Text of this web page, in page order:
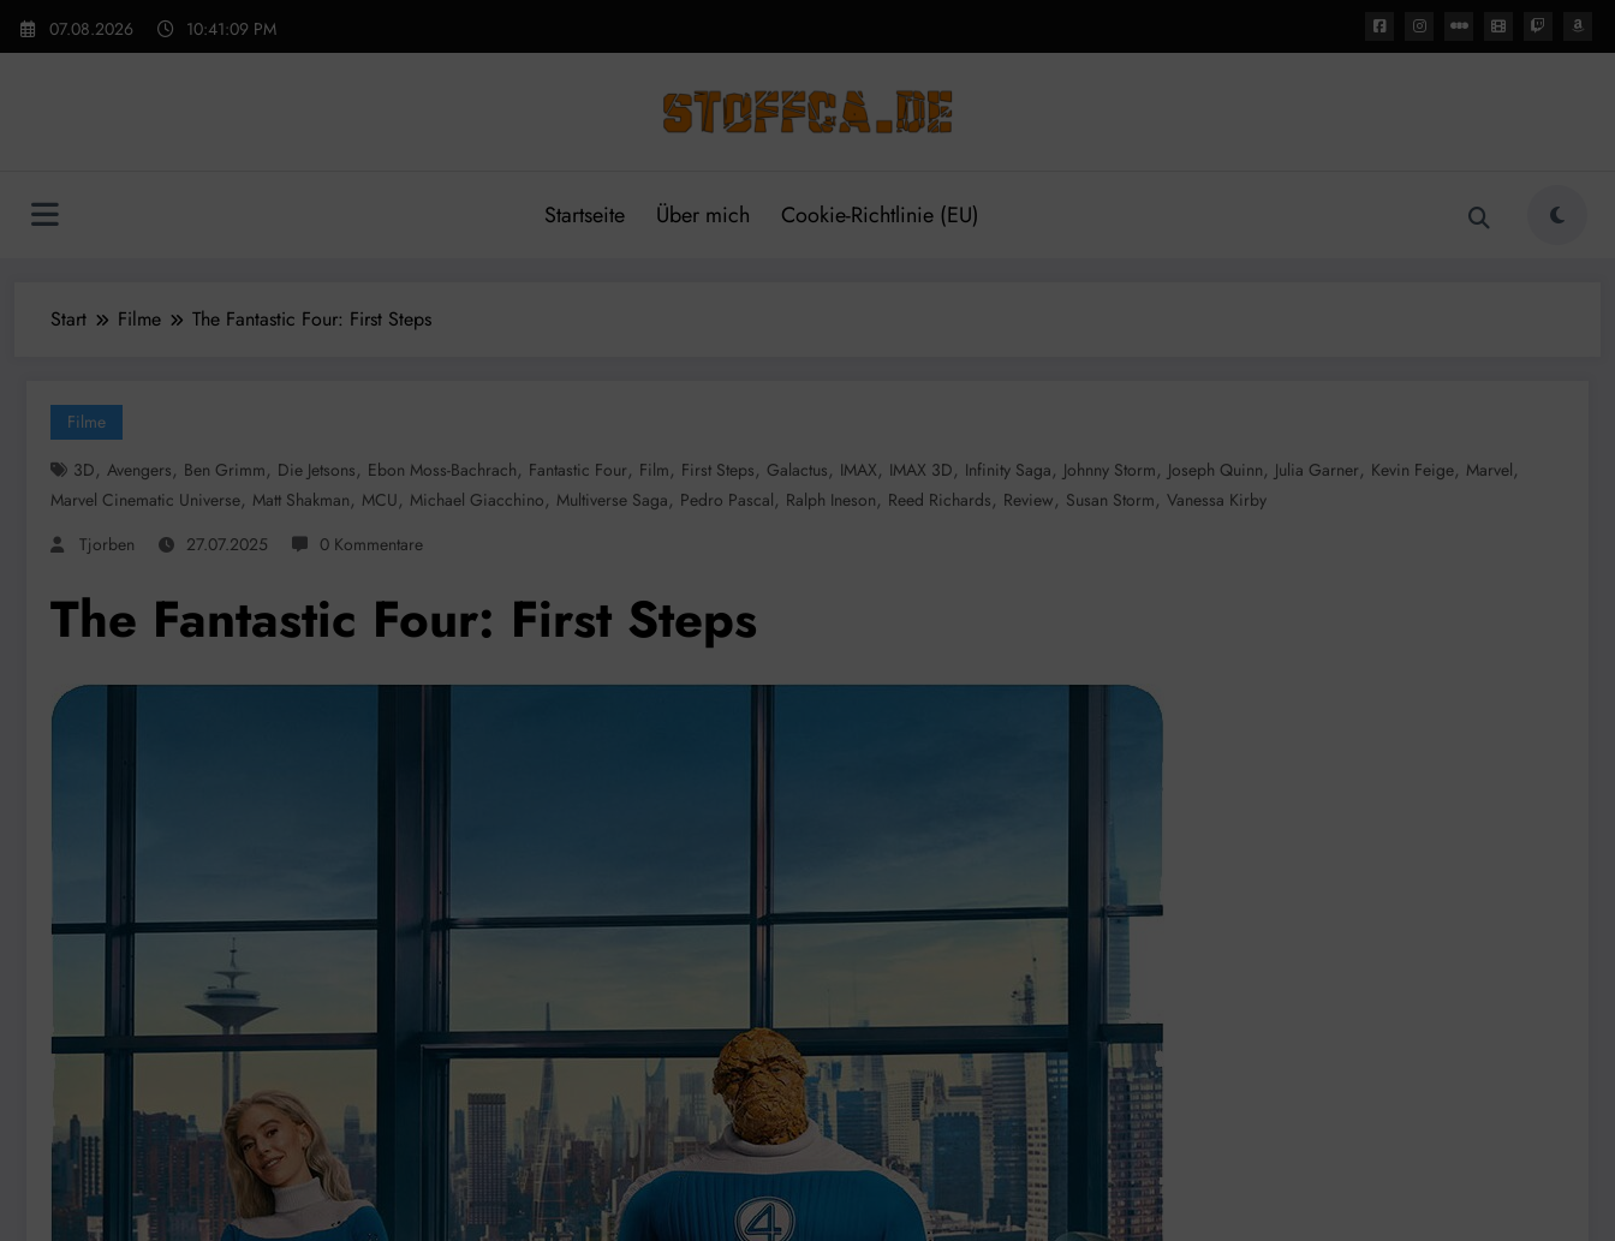
Zum
Inhalt
07.08.2026 10:41:11 PM
Startseite Über mich Cookie-Richtlinie (EU)
Start Filme The Fantastic Four: First Steps
Filme
3D, Avengers, Ben Grimm, Die Jetsons, Ebon Moss-Bachrach, Fantastic Four, Film, First Steps, Galactus, IMAX, IMAX 3D, Infinity Saga, Johnny Storm, Joseph Quinn, Julia Garner, Kevin Feige, Marvel,
Marvel Cinematic Universe, Matt Shakman, MCU, Michael Giacchino, Multiverse Saga, Pedro Pascal, Ralph Ineson, Reed Richards, Review, Susan Storm, Vanessa Kirby
Tjorben
27.07.2025 0 Kommentare
The Fantastic Four: First Steps